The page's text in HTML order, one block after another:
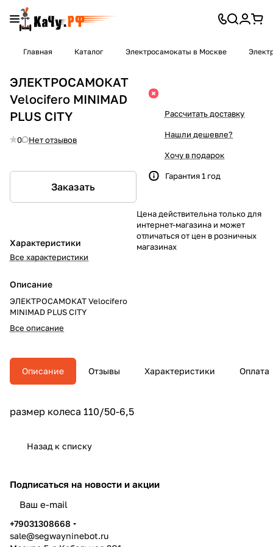
Главная Каталог Электросамокаты в Москве
ЭЛЕКТРОСАМОКАТ
Velocifero MINIMAD
PLUS CITY
0 Нет отзывов
Заказать
Характеристики
Все характеристики
Описание
ЭЛЕКТРОСАМОКАТ Velocifero
MINIMAD PLUS CITY
Все описание
Рассчитать доставку
Нашли дешевле?
Хочу в подарок
Гарантия 1 год
Цена действительна только для
интернет-магазина и может
отличаться от цен в розничных
магазинах
Описание Отзывы Характеристики Оплата
размер колеса 110/50-6,5
Назад к списку
Подписаться на новости и акции
+79031308668
sale@segwayninebot.ru